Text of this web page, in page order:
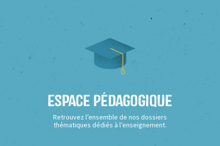
Espace Pédagogique
Retrouvez l’ensemble de nos dossiers
thématiques dédiés à l’enseignement.